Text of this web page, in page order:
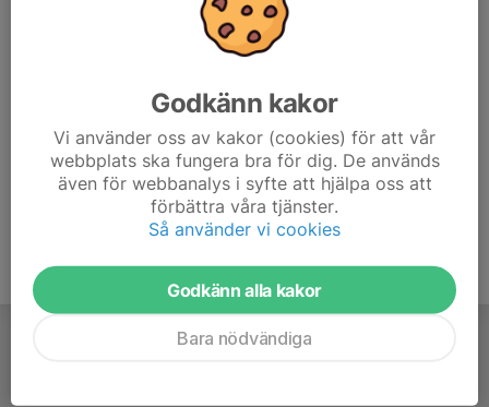
Godkänn kakor
Vi använder oss av kakor (cookies) för att vår
webbplats ska fungera bra för dig. De används
även för webbanalys i syfte att hjälpa oss att
förbättra våra tjänster.
Så använder vi cookies
Godkänn alla kakor
Bara nödvändiga